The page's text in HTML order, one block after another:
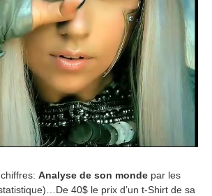
r
2
,
2
0
1
4
Analyse de son monde par les
40$ le prix d’un t-Shirt de sa